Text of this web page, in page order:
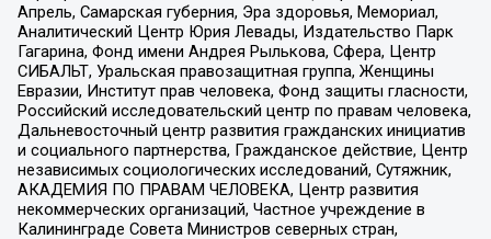
Апрель, Самарская губерния, Эра здоровья, Мемориал,
Аналитический Центр Юрия Левады, Издательство Парк
Гагарина, Фонд имени Андрея Рылькова, Сфера, Центр
СИБАЛЬТ, Уральская правозащитная группа, Женщины
Евразии, Институт прав человека, Фонд защиты гласности,
Российский исследовательский центр по правам человека,
Дальневосточный центр развития гражданских инициатив
и социального партнерства, Гражданское действие, Центр
независимых социологических исследований, Сутяжник,
АКАДЕМИЯ ПО ПРАВАМ ЧЕЛОВЕКА, Центр развития
некоммерческих организаций, Частное учреждение в
Калининграде Совета Министров северных стран,